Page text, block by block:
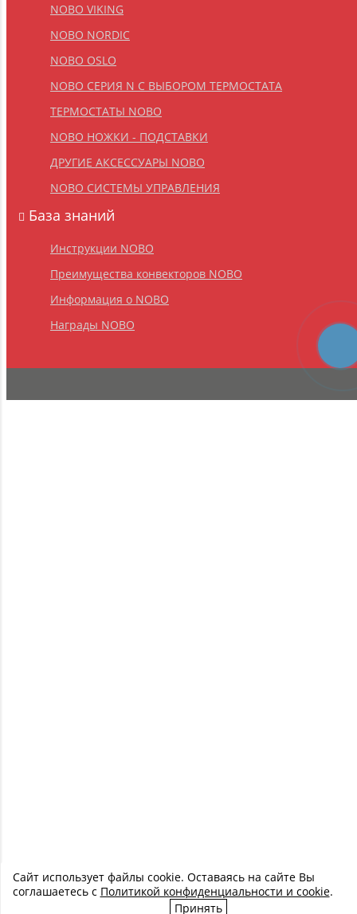
NOBO VIKING
NOBO NORDIC
NOBO OSLO
NOBO СЕРИЯ N С ВЫБОРОМ ТЕРМОСТАТА
ТЕРМОСТАТЫ NOBO
NOBO НОЖКИ - ПОДСТАВКИ
ДРУГИЕ АКСЕССУАРЫ NOBO
NOBO CИСТЕМЫ УПРАВЛЕНИЯ
База знаний
Инструкции NOBO
Преимущества конвекторов NOBO
Информация о NOBO
Награды NOBO
Сайт использует файлы cookie. Оставаясь на сайте Вы
соглашаетесь с Политикой конфиденциальности и cookie.
Принять